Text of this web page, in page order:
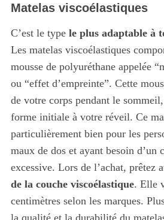
Matelas viscoélastiques
C’est le type le plus adaptable à
Les matelas viscoélastiques
mousse de polyuréthane appelée
ou “effet d’empreinte”. Cette
de votre corps pendant le
forme initiale à votre réveil. Ce
particulièrement bien pour les
maux de dos et ayant besoin d’un
excessive. Lors de l’achat, prêtez
de la couche viscoélastique. Elle
centimètres selon les marques.
la qualité et la durabilité du